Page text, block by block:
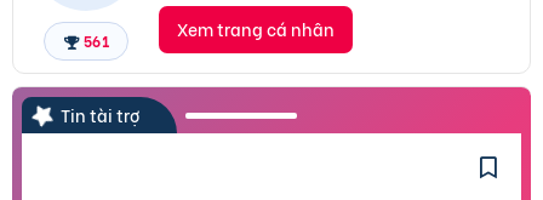
561
Xem trang cá nhân
Tin tài trợ